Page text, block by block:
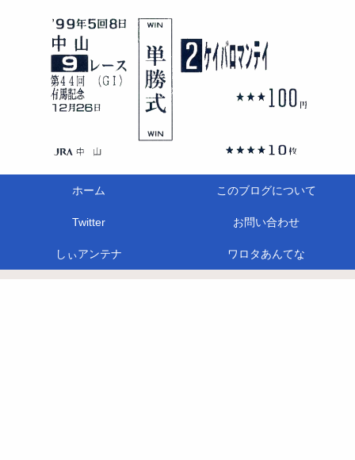
ホーム このブログについて
Twitter お問い合わせ
しぃアンテナ ワロタあんてな